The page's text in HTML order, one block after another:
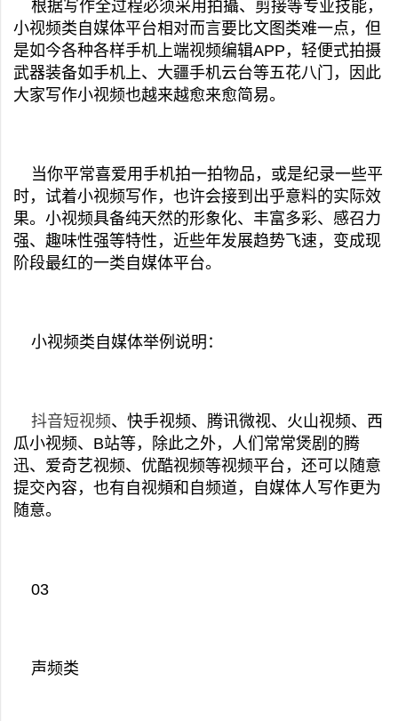
根据写作全过程必须采用拍攝、剪接等专业技能，
小视频类自媒体平台相对而言要比文图类难一点，但
是如今各种各样手机上端视频编辑APP，轻便式拍摄
武器装备如手机上、大疆手机云台等五花八门，因此
大家写作小视频也越来越愈来愈简易。
当你平常喜爱用手机拍一拍物品，或是纪录一些平
时，试着小视频写作，也许会接到出乎意料的实际效
果。小视频具备纯天然的形象化、丰富多彩、感召力
强、趣味性强等特性，近些年发展趋势飞速，变成现
阶段最红的一类自媒体平台。
小视频类自媒体举例说明：
抖音短视频、快手视频、腾讯微视、火山视频、西
瓜小视频、B站等，除此之外，人们常常煲剧的腾
迅、爱奇艺视频、优酷视频等视频平台，还可以随意
提交內容，也有自视頻和自频道，自媒体人写作更为
随意。
03
声频类